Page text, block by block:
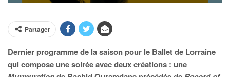
Partager
Dernier programme de la saison pour le Ballet de Lorraine
qui compose une soirée avec deux créations : une